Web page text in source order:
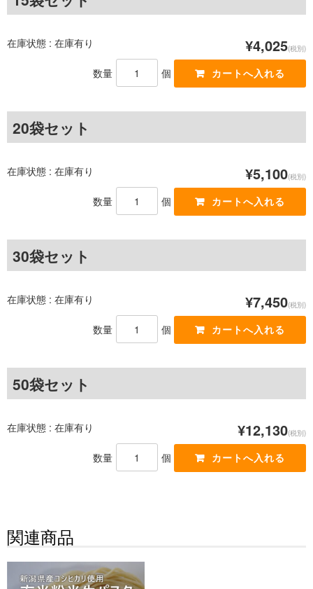
在庫状態 : 在庫有り ¥4,025(税別)
数量 個
20袋セット
在庫状態 : 在庫有り ¥5,100(税別)
数量 個
30袋セット
在庫状態 : 在庫有り ¥7,450(税別)
数量 個
50袋セット
在庫状態 : 在庫有り ¥12,130(税別)
数量 個
関連商品